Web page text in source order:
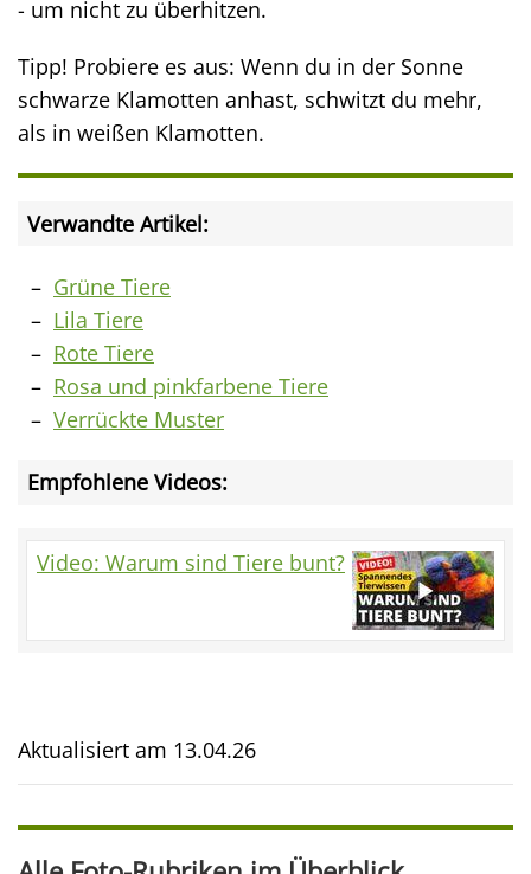
- um nicht zu überhitzen.
Tipp! Probiere es aus: Wenn du in der Sonne
schwarze Klamotten anhast, schwitzt du mehr,
als in weißen Klamotten.
Verwandte Artikel:
Grüne Tiere
Lila Tiere
Rote Tiere
Rosa und pinkfarbene Tiere
Verrückte Muster
Empfohlene Videos:
Video: Warum sind Tiere bunt?
Aktualisiert am 13.04.26